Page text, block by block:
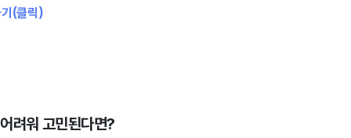
(클릭)
려워 고민된다면?